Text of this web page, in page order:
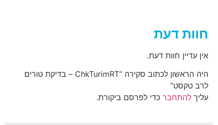
חוות דעת
אין עדיין חוות דעת.
היה הראשון לכתוב סקירה “ChkTurimRT – בדיקת טורים
לרב טקסט”
עליך להתחבר כדי לפרסם ביקורת.